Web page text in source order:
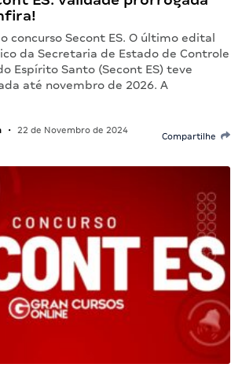
concurso Secont ES. O último edital
da Secretaria de Estado de Controle
Espírito Santo (Secont ES) teve
até novembro de 2026. A
• 22 de Novembro de 2024
Compartilhe